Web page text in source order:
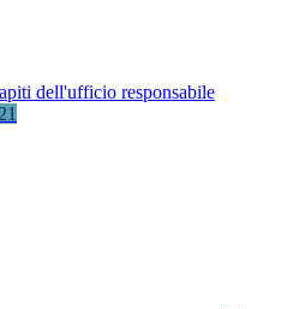
dell'ufficio responsabile